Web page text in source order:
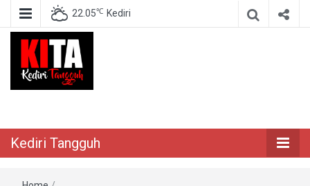
22.05℃ Kediri
Kediri Tangguh